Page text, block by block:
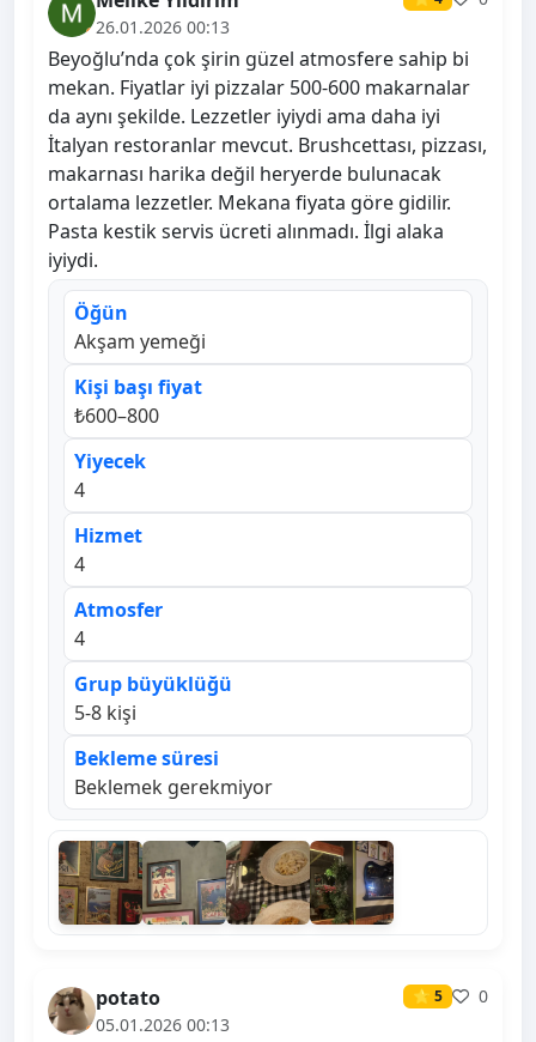
26.01.2026 00:13
Beyoğlu’nda çok şirin güzel atmosfere sahip bi
mekan. Fiyatlar iyi pizzalar 500-600 makarnalar
da aynı şekilde. Lezzetler iyiydi ama daha iyi
İtalyan restoranlar mevcut. Brushcettası, pizzası,
makarnası harika değil heryerde bulunacak
ortalama lezzetler. Mekana fiyata göre gidilir.
Pasta kestik servis ücreti alınmadı. İlgi alaka
iyiydi.
Öğün
Akşam yemeği
Kişi başı fiyat
₺600–800
Yiyecek
4
Hizmet
4
Atmosfer
4
Grup büyüklüğü
5-8 kişi
Bekleme süresi
Beklemek gerekmiyor
potato ⭐ 5
0
05.01.2026 00:13